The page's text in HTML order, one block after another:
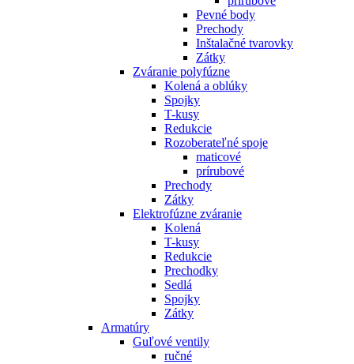
Pevné body
Prechody
Inštalačné tvarovky
Zátky
Zváranie polyfúzne
Kolená a oblúky
Spojky
T-kusy
Redukcie
Rozoberateľné spoje
maticové
prírubové
Prechody
Zátky
Elektrofúzne zváranie
Kolená
T-kusy
Redukcie
Prechodky
Sedlá
Spojky
Zátky
Armatúry
Guľové ventily
ručné